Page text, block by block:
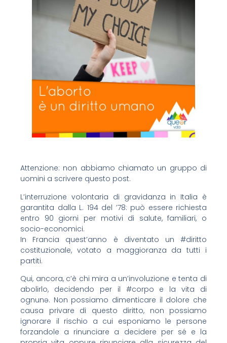
Attenzione: non abbiamo chiamato un gruppo di
uomini a scrivere questo post.
L’interruzione volontaria di gravidanza in Italia è
garantita dalla L. 194 del ’78: può essere richiesta
entro 90 giorni per motivi di salute, familiari, o
socio-economici.
In Francia quest’anno è diventato un #diritto
costituzionale, votato a maggioranza da tutti i
partiti.
Qui, ancora, c’è chi mira a un’involuzione e tenta di
abolirlo, decidendo per il #corpo e la vita di
ognunə. Non possiamo dimenticare il dolore che
causa privare di questo diritto, non possiamo
ignorare il rischio a cui esponiamo le persone
forzandole a rinunciare a decidere per sé e la